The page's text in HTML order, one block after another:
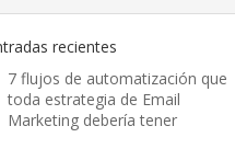
recientes
7 flujos de automatización que
toda estrategia de Email
Marketing debería tener